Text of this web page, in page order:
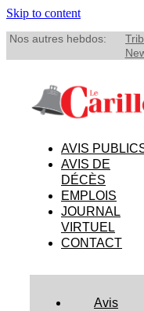
Skip to content
Nos autres hebdos:
AVIS
AVIS DE
DÉCÈS
EMPLOIS
JOURNAL
VIRTUEL
CONTACT
Avis